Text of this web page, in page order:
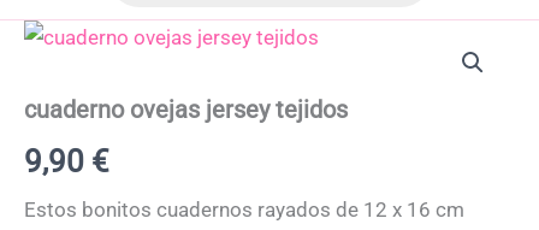
cuaderno ovejas jersey tejidos
9,90 €
Estos bonitos cuadernos rayados de 12 x 16 cm
cuaderno
tejidos